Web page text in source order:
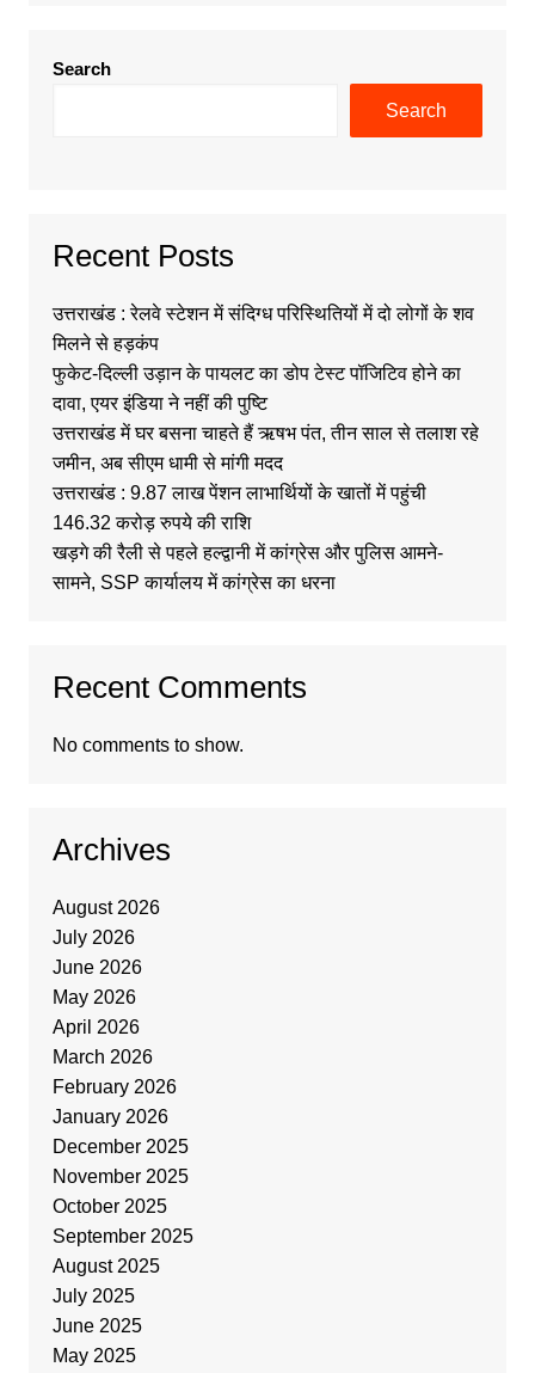
Search
Search
Recent Posts
उत्तराखंड : रेलवे स्टेशन में संदिग्ध परिस्थितियों में दो लोगों के शव
मिलने से हड़कंप
फुकेट-दिल्ली उड़ान के पायलट का डोप टेस्ट पॉजिटिव होने का
दावा, एयर इंडिया ने नहीं की पुष्टि
उत्तराखंड में घर बसना चाहते हैं ऋषभ पंत, तीन साल से तलाश रहे
जमीन, अब सीएम धामी से मांगी मदद
उत्तराखंड : 9.87 लाख पेंशन लाभार्थियों के खातों में पहुंची
146.32 करोड़ रुपये की राशि
खड़गे की रैली से पहले हल्द्वानी में कांग्रेस और पुलिस आमने-
सामने, SSP कार्यालय में कांग्रेस का धरना
Recent Comments
No comments to show.
Archives
August 2026
July 2026
June 2026
May 2026
April 2026
March 2026
February 2026
January 2026
December 2025
November 2025
October 2025
September 2025
August 2025
July 2025
June 2025
May 2025